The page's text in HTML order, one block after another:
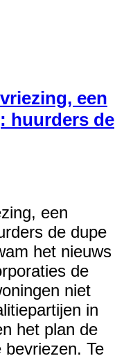
een
huurders de
een
de dupe
het nieuws
de
niet
in
het plan de
Te